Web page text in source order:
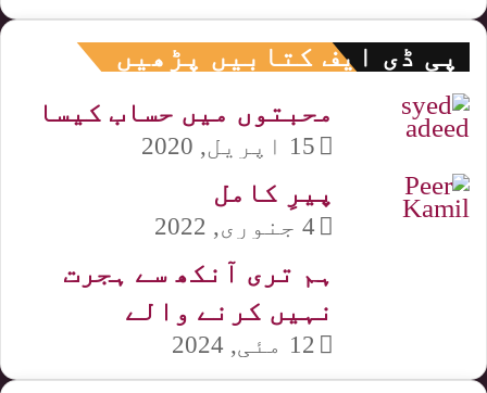
پی ڈی ایف کتابیں پڑھیں
محبتوں میں حساب کیسا
15 اپریل, 2020
پیرِ کامل
4 جنوری, 2022
ہم تری آنکھ سے ہجرت
نہیں کرنے والے
12 مئی, 2024